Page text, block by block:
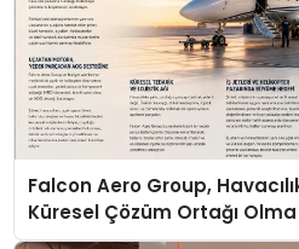
Falcon Aero Group,
Küresel Çözüm Ortağı